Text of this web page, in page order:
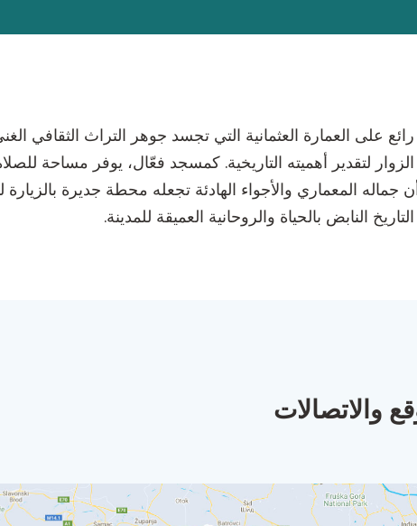
على العمارة العثمانية التي تجسد جوهر التراث الثقافي
لتقدير أهميته التاريخية. كمسجد فعّال، يوفر مساحة
أن جماله المعماري والأجواء الهادئة تجعله محطة جديرة
النابض بالحياة والروحانية العميقة للمدينة.
والاتصالات